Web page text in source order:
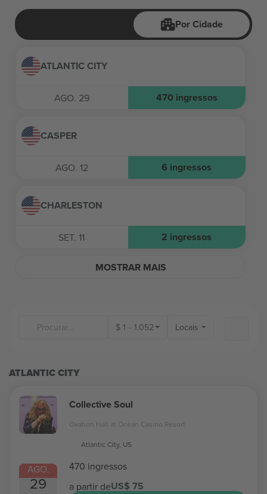
Por Cidade
ATLANTIC CITY
AGO. 29 470 ingressos
CASPER
AGO. 12 6 ingressos
CHARLESTON
SET. 11 2 ingressos
MOSTRAR MAIS
$ 1 - 1.052 Locais
ATLANTIC CITY
AGO.
29
Collective Soul
Ovation Hall at Ocean Casino Resort
Atlantic City, US
470 ingressos
a partir deUS$ 75